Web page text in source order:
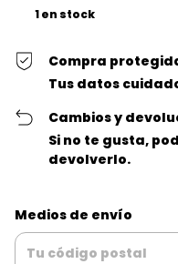
1en stock
Compra
Tus datos
Cambios y
Si no te gusta,
devolverlo.
Entregas para el CP:
Medios de envío